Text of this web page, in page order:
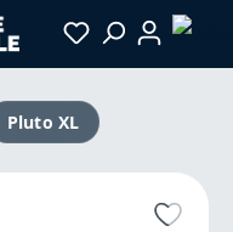
Pluto XL